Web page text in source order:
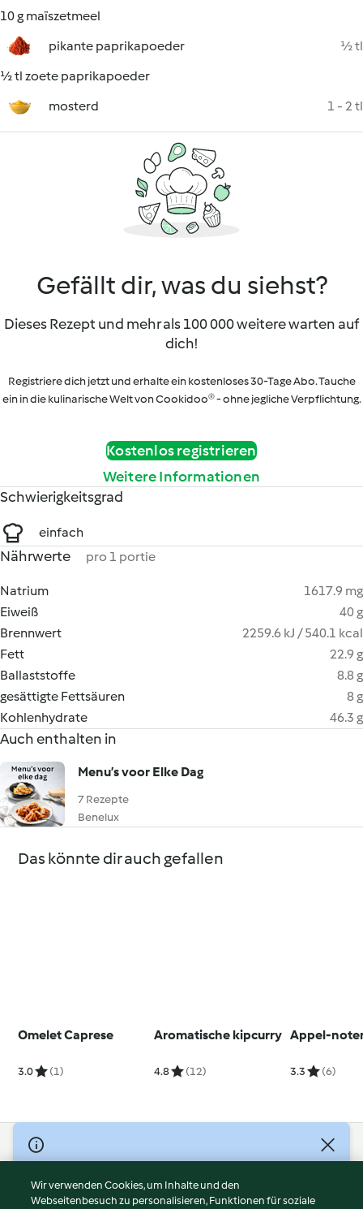
10 g maïszetmeel
pikante paprikapoeder
½ tl
½ tl zoete paprikapoeder
mosterd
1 - 2 tl
Gefällt dir, was du siehst?
Dieses Rezept und mehr als 100 000 weitere warten auf
dich!
Registriere dich jetzt und erhalte ein kostenloses 30-Tage Abo. Tauche
ein in die kulinarische Welt von Cookidoo® - ohne jegliche Verpflichtung.
Kostenlos registrieren
Weitere Informationen
Schwierigkeitsgrad
einfach
Nährwerte pro 1 portie
Natrium
1617.9 mg
Eiweiß
40 g
Brennwert
2259.6 kJ / 540.1 kcal
Fett
22.9 g
Ballaststoffe
8.8 g
gesättigte Fettsäuren
8 g
Kohlenhydrate
46.3 g
Auch enthalten in
Menu’s voor Elke Dag
7 Rezepte
Benelux
Das könnte dir auch gefallen
Omelet Caprese
3.0 (1)
Aromatische kipcurry
4.8 (12)
Appel-
3.3 (6)
© Copyright 2026
Nutzungsbedingungen
Datenschutzrichtlinien
Wir verwenden Cookies, um Inhalte und den
Webseitenbesuch zu personalisieren, Funktionen für soziale